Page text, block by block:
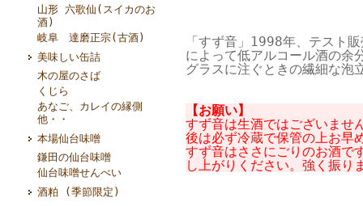
山形 六歌仙(スイカのお
酒)
岐阜 達磨正宗(古酒)
美味しい缶詰
木の屋のさば
くじら
あなご、カレイの縁側
他・・
本場仙台味噌
鎌田の仙台味噌
仙台味噌せんべい
酒粕 (季節限定)
「すず音」1998年、テスト
によって低アルコール酒の余
グラスに注ぐときの繊細な泡
【お願い】
すず音は生酒ではございませ
後は必ず冷蔵で保管の上お早
すず音はささにごりのお酒で
し上がりください。強く振り